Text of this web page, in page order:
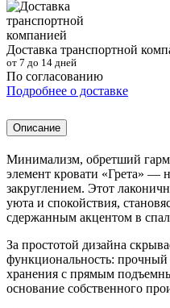
Доставка транспортной
от 7 до 14 дней
По согласованию
Подробнее о доставке
Описание
Минимализм, обретший
элемент кровати «Грета» —
закруглением. Этот
уюта и спокойствия,
сдержанным акцентом в
За простотой дизайна
функциональность: прочный
хранения с прямым
основание собственного